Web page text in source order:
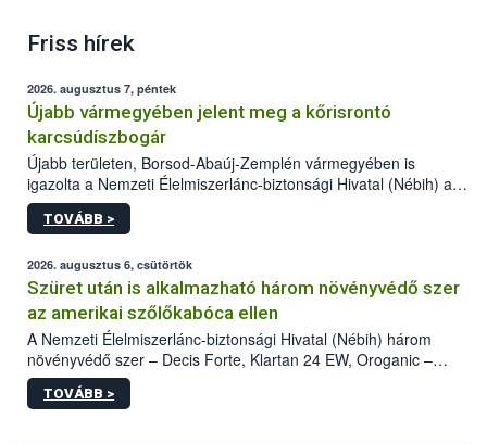
Friss hírek
2026. augusztus 7, péntek
Újabb vármegyében jelent meg a kőrisrontó
karcsúdíszbogár
Újabb területen, Borsod-Abaúj-Zemplén vármegyében is
igazolta a Nemzeti Élelmiszerlánc-biztonsági Hivatal (Nébih) a
kőrisrontó karcsúdíszbogár (Agrilus planipennis) jelenlétét. A
kártevőt nem csak színcsapdában találták meg, de már fertőzött
az intenzív felderítést, emellett az intézkedéseket a szlovák
hatósággal is összehangolják a terjedés megállítása érdekében.
TOVÁBB >
2026. augusztus 6, csütörtök
Szüret után is alkalmazható három növényvédő szer
az amerikai szőlőkabóca ellen
A Nemzeti Élelmiszerlánc-biztonsági Hivatal (Nébih) három
növényvédő szer – Decis Forte, Klartan 24 EW, Oroganic –
engedélyokiratát módosította, így azok a szüretet követően,
egészen a vesszőérettség (BBCH 91) stádiumáig
TOVÁBB >